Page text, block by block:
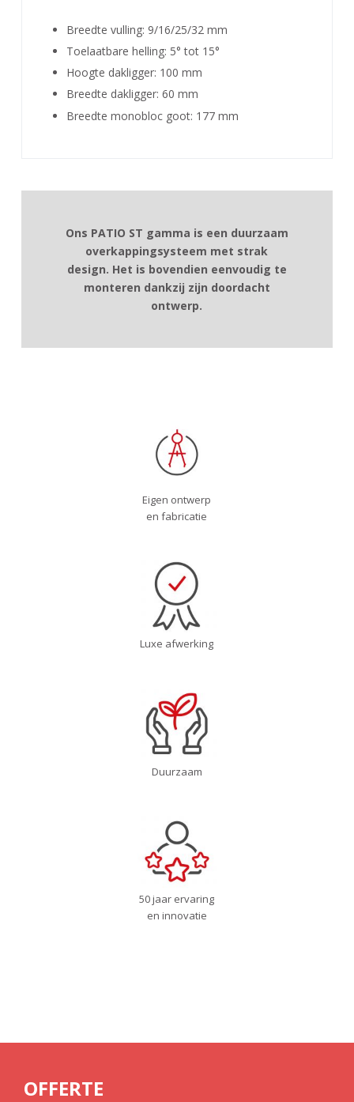
Breedte vulling: 9/16/25/32 mm
Toelaatbare helling: 5° tot 15°
Hoogte dakligger: 100 mm
Breedte dakligger: 60 mm
Breedte monobloc goot: 177 mm
3 kroonlijsten mogelijk
Toelaatbare lengte tussen 2 palen – tot 6,3 mm
indicatie):
Ons PATIO ST gamma is een duurzaam
overkappingsysteem met strak
design. Het is bovendien eenvoudig te
monteren dankzij zijn doordacht
ontwerp.
Eigen ontwerp
en fabricatie
Luxe afwerking
Duurzaam
50 jaar ervaring
en innovatie
OFFERTE